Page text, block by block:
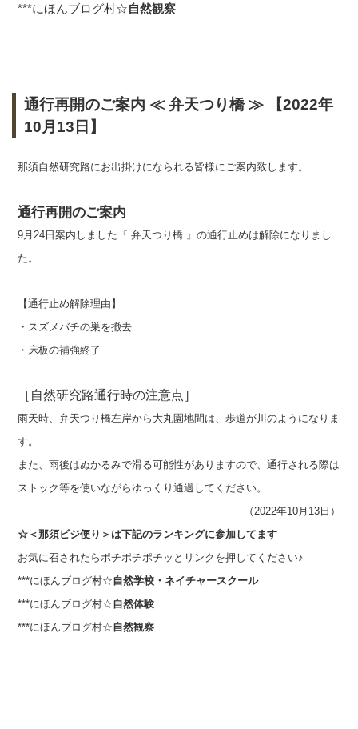
***にほんブログ村☆自然観察
通行再開のご案内 ≪ 弁天つり橋 ≫ 【2022年
10月13日】
那須自然研究路にお出掛けになられる皆様にご案内致します。
通行再開のご案内
9月24日案内しました『 弁天つり橋 』の通行止めは解除になりまし
た。
【通行止め解除理由】
・スズメバチの巣を撤去
・床板の補強終了
［自然研究路通行時の注意点］
雨天時、弁天つり橋左岸から大丸園地間は、歩道が川のようになりま
す。
また、雨後はぬかるみで滑る可能性がありますので、通行される際は
ストック等を使いながらゆっくり通過してください。
（2022年10月13日）
☆＜那須ビジ便り＞は下記のランキングに参加してます
お気に召されたらポチポチポチッとリンクを押してください♪
***にほんブログ村☆自然学校・ネイチャースクール
***にほんブログ村☆自然体験
***にほんブログ村☆自然観察